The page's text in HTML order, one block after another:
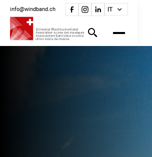
info@windband.ch IT